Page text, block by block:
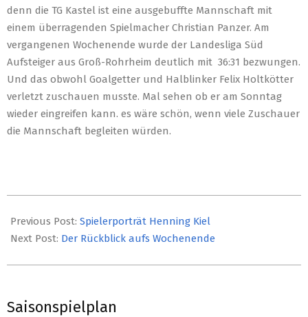
denn die TG Kastel ist eine ausgebuffte Mannschaft mit
einem überragenden Spielmacher Christian Panzer. Am
vergangenen Wochenende wurde der Landesliga Süd
Aufsteiger aus Groß-Rohrheim deutlich mit 36:31 bezwungen.
Und das obwohl Goalgetter und Halblinker Felix Holtkötter
verletzt zuschauen musste. Mal sehen ob er am Sonntag
wieder eingreifen kann. es wäre schön, wenn viele Zuschauer
die Mannschaft begleiten würden.
09-
13
Previous Post: Spielerporträt Henning Kiel
Next Post: Der Rückblick aufs Wochenende
Saisonspielplan